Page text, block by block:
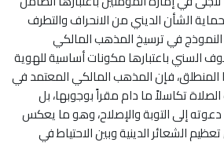
الشأن الديني من الانحراف والتطرف
في ترسيخ المذهب المالكي
السني باعتبارها مكونات أساسية للهوية
المنطلق، فإن المذهب المالكي المعتمد في
تكاسلاً ما دام مقراً بوجوبها، بل
إلى التوبة والإصلاح، وهو ما يعكس
الشعائر الدينية وبين الاحتياط في